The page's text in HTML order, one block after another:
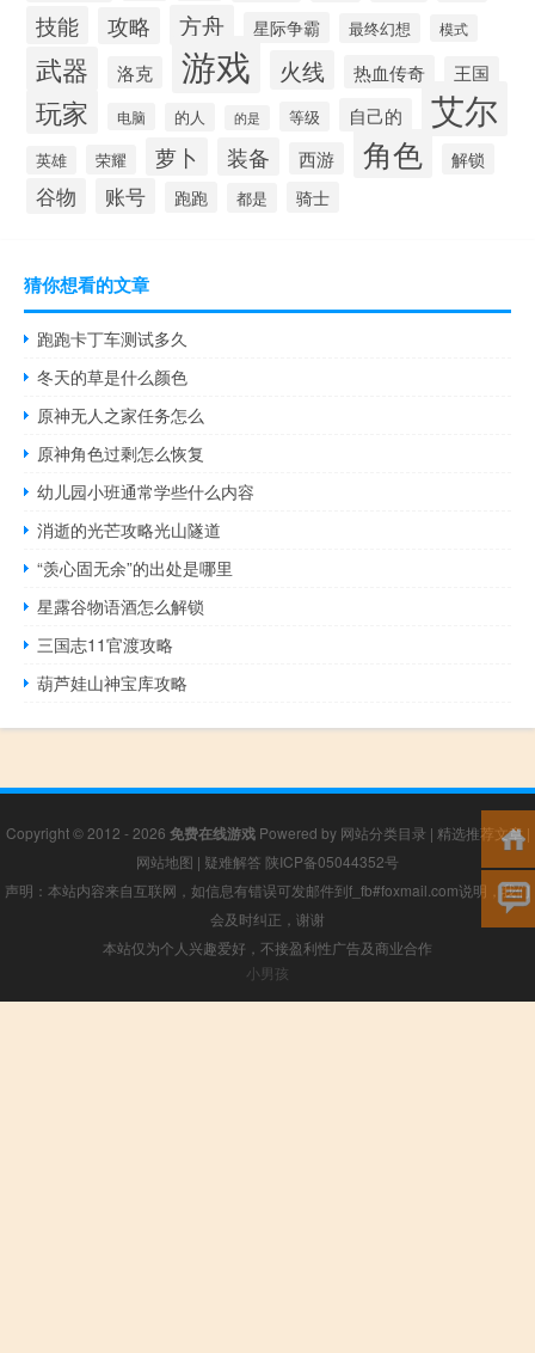
技能 攻略 方舟 星际争霸 最终幻想 模式
武器 洛克 游戏 火线 热血传奇 王国
玩家 电脑 的人 的是 等级 自己的 艾尔
英雄 荣耀 萝卜 装备 西游 角色 解锁
谷物 账号 跑跑 都是 骑士
猜你想看的文章
跑跑卡丁车测试多久
冬天的草是什么颜色
原神无人之家任务怎么
原神角色过剩怎么恢复
幼儿园小班通常学些什么内容
消逝的光芒攻略光山隧道
“羡心固无余”的出处是哪里
星露谷物语酒怎么解锁
三国志11官渡攻略
葫芦娃山神宝库攻略
Copyright © 2012 - 2026 免费在线游戏Powered by 网站分类目录 | 精选推荐文章|
网站地图 | 疑难解答 陕ICP备05044352号
声明：本站内容来自互联网，如信息有错误可发邮件到f_fb#foxmail.com说明，我们
会及时纠正，谢谢
本站仅为个人兴趣爱好，不接盈利性广告及商业合作
小男孩